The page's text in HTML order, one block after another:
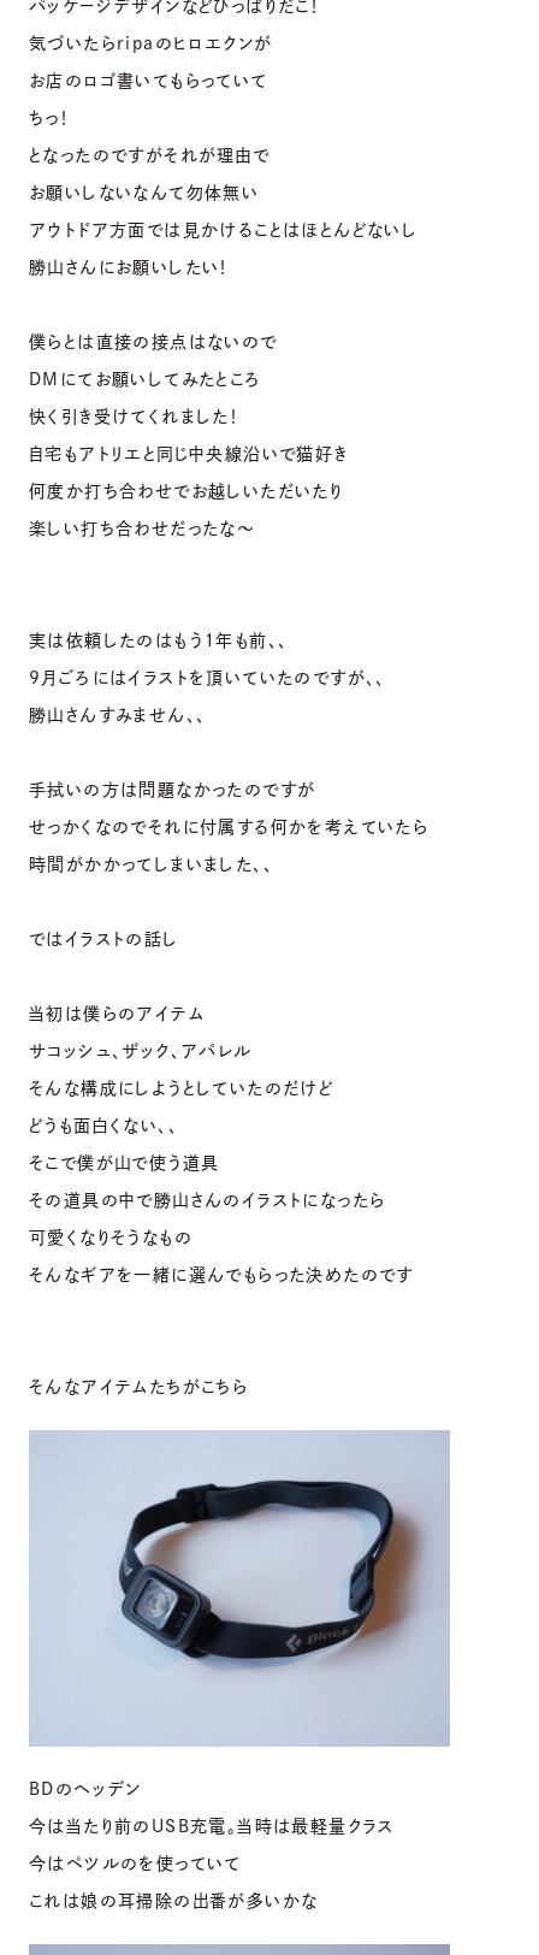
パッケージデザインなどひっぱりだこ！
気づいたらripaのヒロエクンが
お店のロゴ書いてもらっていて
ちっ！
となったのですがそれが理由で
お願いしないなんて勿体無い
アウトドア方面では見かけることはほとんどないし
勝山さんにお願いしたい！
僕らとは直接の接点はないので
DMにてお願いしてみたところ
快く引き受けてくれました！
自宅もアトリエと同じ中央線沿いで猫好き
何度か打ち合わせでお越しいただいたり
楽しい打ち合わせだったな〜
実は依頼したのはもう１年も前、、
9月ごろにはイラストを頂いていたのですが、、
勝山さんすみません、、
手拭いの方は問題なかったのですが
せっかくなのでそれに付属する何かを考えていたら
時間がかかってしまいました、、
ではイラストの話し
当初は僕らのアイテム
サコッシュ、ザック、アパレル
そんな構成にしようとしていたのだけど
どうも面白くない、、
そこで僕が山で使う道具
その道具の中で勝山さんのイラストになったら
可愛くなりそうなもの
そんなギアを一緒に選んでもらった決めたのです
そんなアイテムたちがこちら
BDのヘッデン
今は当たり前のUSB充電。当時は最軽量クラス
今はペツルのを使っていて
これは娘の耳掃除の出番が多いかな